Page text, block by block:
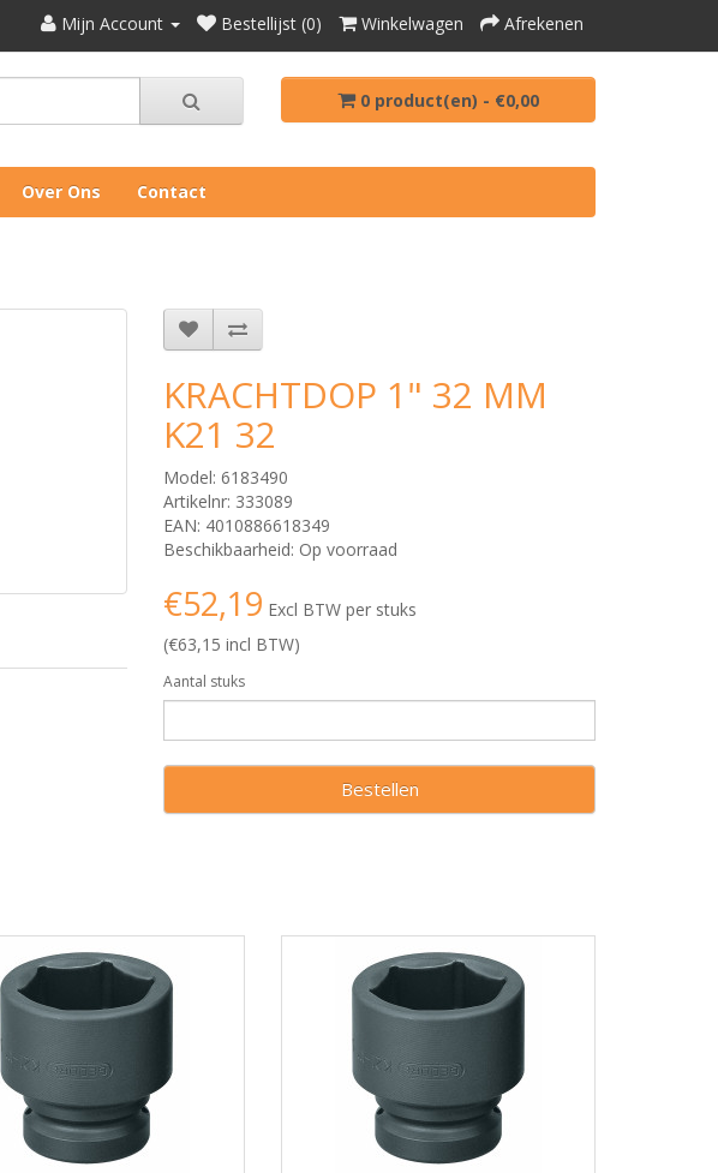
Mijn Account Bestellijst (0) Winkelwagen Afrekenen
0 product(en) - €0,00
Over Ons Contact
KRACHTDOP 1" 32 MM
K21 32
Model: 6183490
Artikelnr: 333089
EAN: 4010886618349
Beschikbaarheid: Op voorraad
€52,19 Excl BTW per stuks
(€63,15 incl BTW)
Aantal stuks
Bestellen